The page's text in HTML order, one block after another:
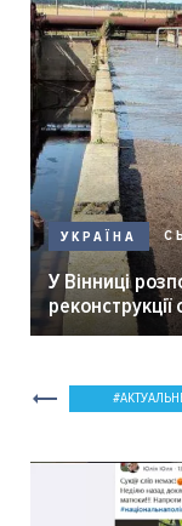
УКРАЇНА
У Вінниці
мер Вінниці.